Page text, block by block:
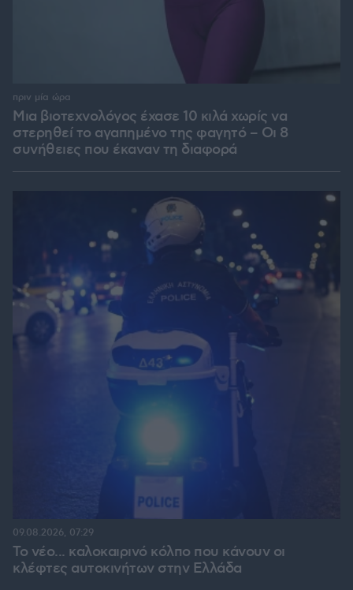
Μια βιοτεχνολόγος έχασε 10 κιλά χωρίς να
στερηθεί το αγαπημένο της φαγητό – Οι 8
συνήθειες που έκαναν τη διαφορά
πριν μία ώρα
Το νέο... καλοκαιρινό κόλπο που κάνουν οι
κλέφτες αυτοκινήτων στην Ελλάδα
09.08.2026, 07:29